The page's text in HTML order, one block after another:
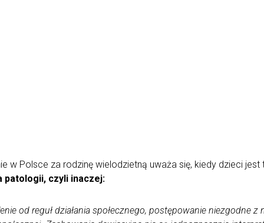
w Polsce za rodzinę wielodzietną uważa się, kiedy dzieci jest
patologii, czyli inaczej:
od reguł działania społecznego, postępowanie niezgodne